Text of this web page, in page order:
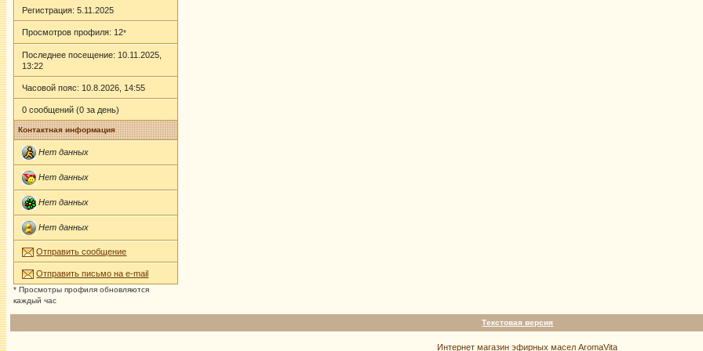
Регистрация: 5.11.2025
Просмотров профиля: 12*
Последнее посещение: 10.11.2025,
13:22
Часовой пояс: 10.8.2026, 14:55
0 сообщений (0 за день)
Контактная информация
Нет данных
Нет данных
Нет данных
Нет данных
Отправить сообщение
Отправить письмо на e-mail
* Просмотры профиля обновляются
каждый час
Текстовая версия
Интернет магазин эфирных масел AromaVita